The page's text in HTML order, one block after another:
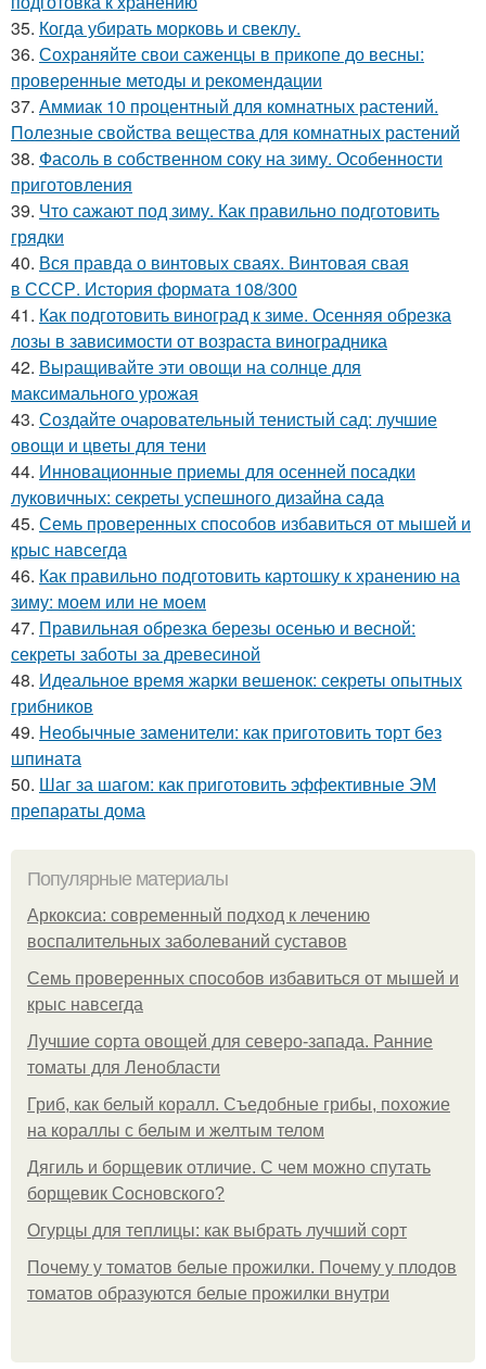
35. Когда убирать морковь и свеклу.
36. Сохраняйте свои саженцы в прикопе до весны:
проверенные методы и рекомендации
37. Аммиак 10 процентный для комнатных растений.
Полезные свойства вещества для комнатных растений
38. Фасоль в собственном соку на зиму. Особенности
приготовления
39. Что сажают под зиму. Как правильно подготовить
грядки
40. Вся правда о винтовых сваях. Винтовая свая
в СССР. История формата 108/300
41. Как подготовить виноград к зиме. Осенняя обрезка
лозы в зависимости от возраста виноградника
42. Выращивайте эти овощи на солнце для
максимального урожая
43. Создайте очаровательный тенистый сад: лучшие
овощи и цветы для тени
44. Инновационные приемы для осенней посадки
луковичных: секреты успешного дизайна сада
45. Семь проверенных способов избавиться от мышей и
крыс навсегда
46. Как правильно подготовить картошку к хранению на
зиму: моем или не моем
47. Правильная обрезка березы осенью и весной:
секреты заботы за древесиной
48. Идеальное время жарки вешенок: секреты опытных
грибников
49. Необычные заменители: как приготовить торт без
шпината
50. Шаг за шагом: как приготовить эффективные ЭМ
препараты дома
Популярные материалы
Аркоксиа: современный подход к лечению
воспалительных заболеваний суставов
Семь проверенных способов избавиться от мышей и
крыс навсегда
Лучшие сорта овощей для северо-запада. Ранние
томаты для Ленобласти
Гриб, как белый коралл. Съедобные грибы, похожие
на кораллы с белым и желтым телом
Дягиль и борщевик отличие. С чем можно спутать
борщевик Сосновского?
Огурцы для теплицы: как выбрать лучший сорт
Почему у томатов белые прожилки. Почему у плодов
томатов образуются белые прожилки внутри